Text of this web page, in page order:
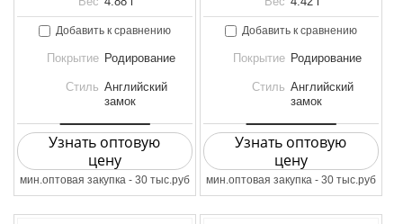
Добавить к сравнению
Покрытие Родирование
Стиль Английский
замок
Узнать оптовую
цену
мин.оптовая закупка - 30 тыс.руб
Добавить к сравнению
Покрытие Родирование
Стиль Английский
замок
Узнать оптовую
цену
мин.оптовая закупка - 30 тыс.руб